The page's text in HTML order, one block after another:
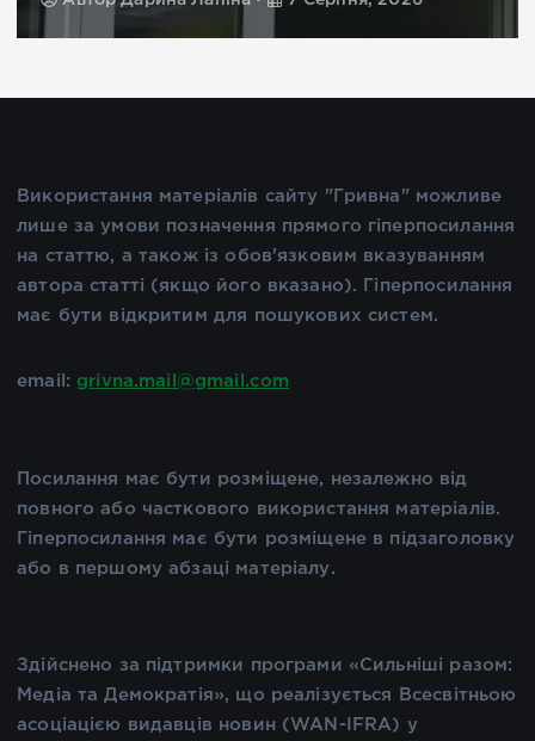
Використання матеріалів сайту "Гривна" можливе
лише за умови позначення прямого гіперпосилання
на статтю, а також із обов'язковим вказуванням
автора статті (якщо його вказано). Гіперпосилання
має бути відкритим для пошукових систем.
email: grivna.mail@gmail.com
Посилання має бути розміщене, незалежно від
повного або часткового використання матеріалів.
Гіперпосилання має бути розміщене в підзаголовку
або в першому абзаці матеріалу.
Здійснено за підтримки програми «Сильніші разом:
Медіа та Демократія», що реалізується Всесвітньою
асоціацією видавців новин (WAN-IFRA) у